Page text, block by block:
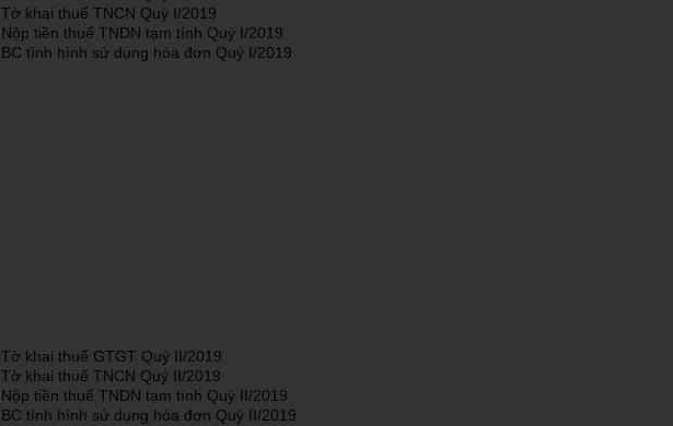
Tờ khai thuế TNCN Quý I/2019
Nộp tiền thuế TNDN tạm tính Quý I/2019
BC tình hình sử dụng hóa đơn Quý I/2019
Tờ khai thuế GTGT Quý II/2019
Tờ khai thuế TNCN Quý II/2019
Nộp tiền thuế TNDN tạm tính Quý II/2019
BC tình hình sử dụng hóa đơn Quý II/2019